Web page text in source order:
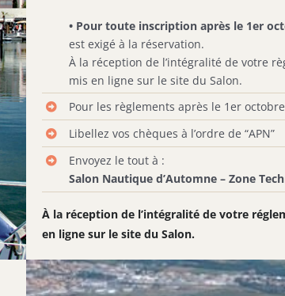
• Pour toute inscription après le 1er
est exigé à la réservation.
À la réception de l’intégralité de votre
mis en ligne sur le site du Salon.
Pour les règlements après le 1er
Libellez vos chèques à l’ordre de “APN”
Envoyez le tout à :
Salon Nautique d’Automne – Zone
À la réception de l’intégralité de votre
en ligne sur le site du Salon.